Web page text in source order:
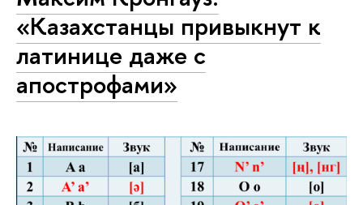
«Казахстанцы привыкнут к
латинице даже с
апострофами»